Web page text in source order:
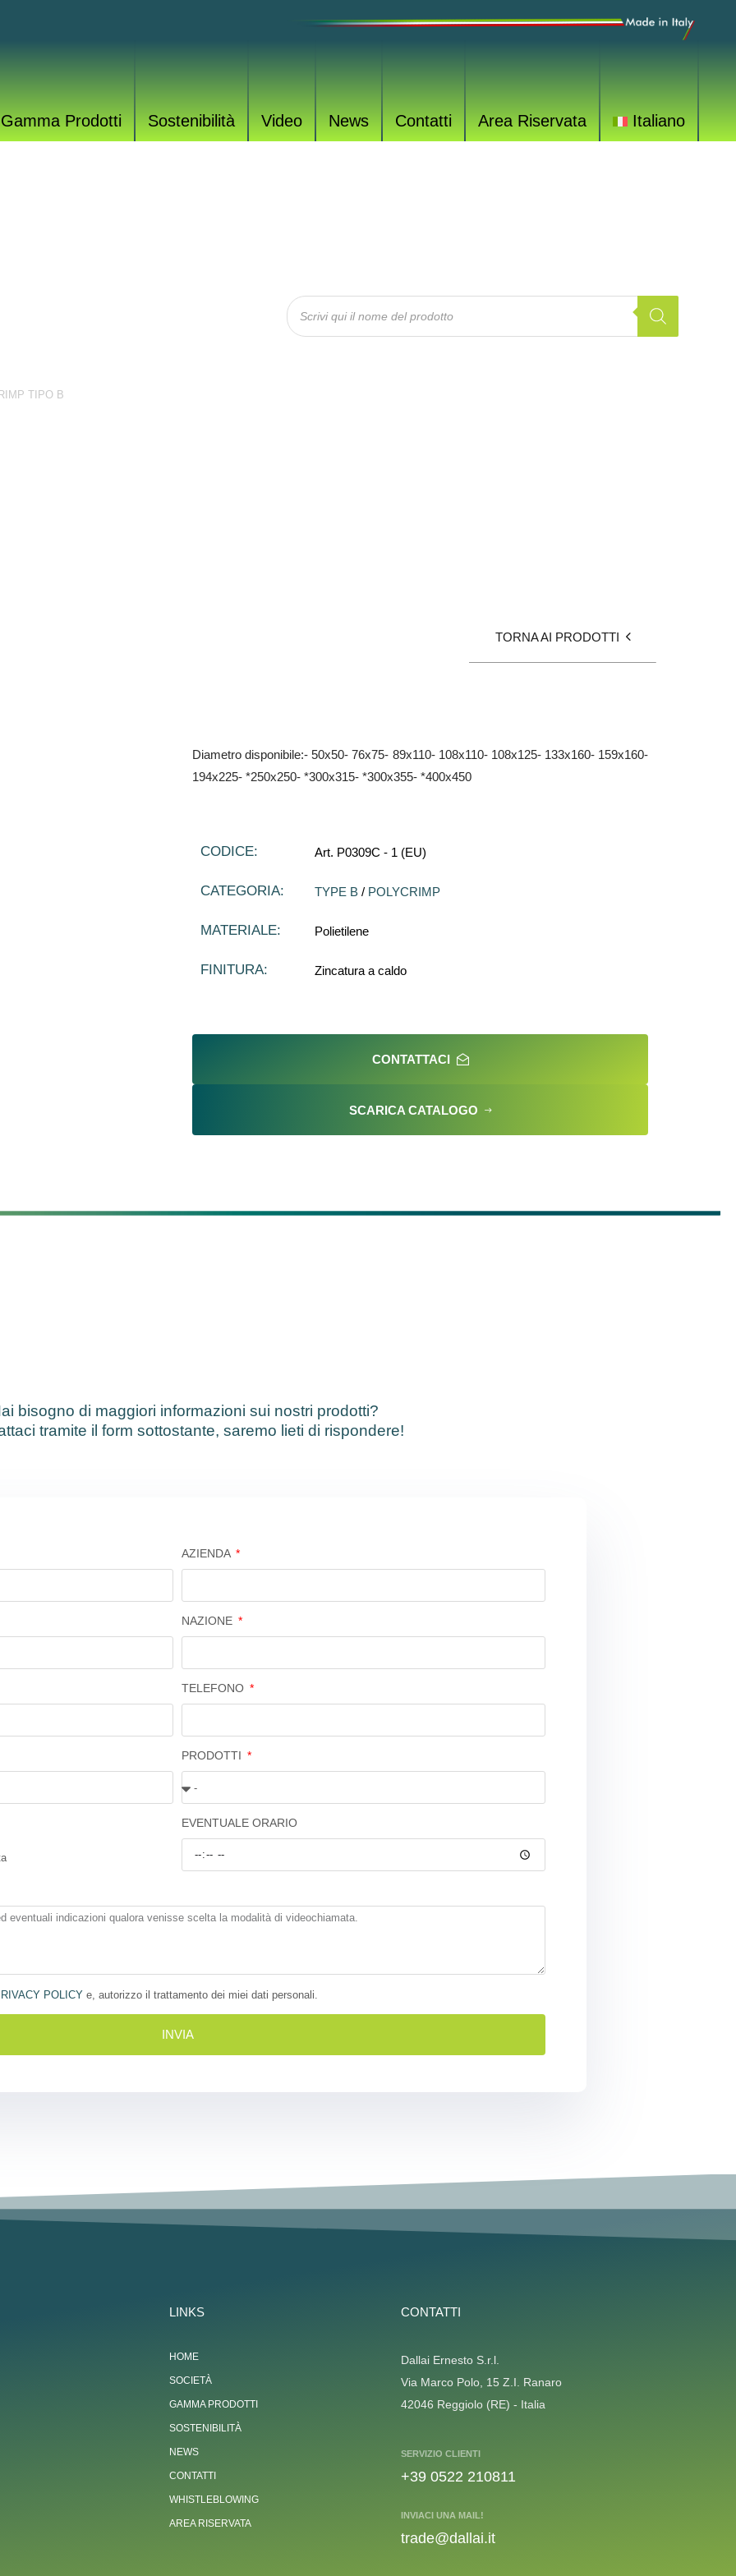
Gamma Prodotti Sostenibilità Video News Contatti Area Riservata Italiano
TIPO B
TORNA AI PRODOTTI
Diametro disponibile:- 50x50- 76x75- 89x110- 108x110- 108x125- 133x160- 159x160-
194x225- *250x250- *300x315- *300x355- *400x450
CODICE: Art. P0309C - 1 (EU)
CATEGORIA: TYPE B/ POLYCRIMP
MATERIALE: Polietilene
FINITURA: Zincatura a caldo
CONTATTACI
SCARICA CATALOGO
bisogno di maggiori informazioni sui nostri prodotti?
tramite il form sottostante, saremo lieti di rispondere!
AZIENDA
NAZIONE
TELEFONO
PRODOTTI
EVENTUALE ORARIO
POLICY e, autorizzo il trattamento dei miei dati personali.
INVIA
LINKS
HOME
SOCIETÀ
GAMMA PRODOTTI
SOSTENIBILITÀ
NEWS
CONTATTI
WHISTLEBLOWING
AREA RISERVATA
CONTATTI
Dallai Ernesto S.r.l.
Via Marco Polo, 15 Z.I. Ranaro
42046 Reggiolo (RE) - Italia
SERVIZIO CLIENTI
+39 0522 210811
INVIACI UNA MAIL!
trade@dallai.it